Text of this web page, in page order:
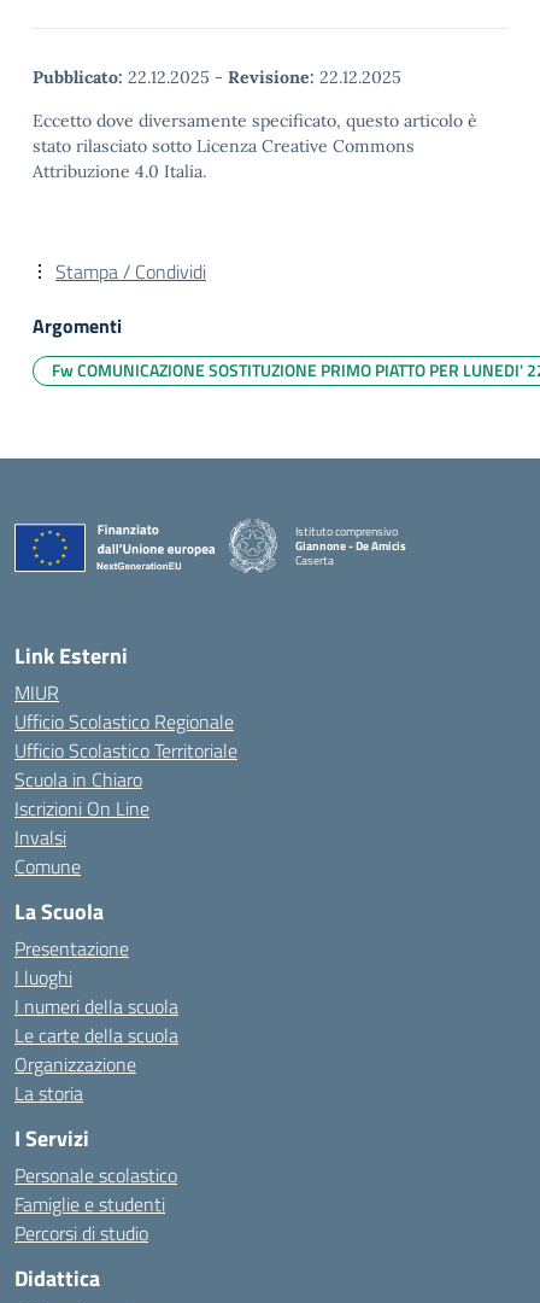
Pubblicato: 22.12.2025 - Revisione: 22.12.2025
Eccetto dove diversamente specificato, questo articolo è
stato rilasciato sotto Licenza Creative Commons
Attribuzione 4.0 Italia.
Stampa / Condividi
Argomenti
Fw COMUNICAZIONE SOSTITUZIONE PRIMO PIATTO PER LUNEDI'
Istituto comprensivo
Giannone - De Amicis
Caserta
Link Esterni
MIUR
Ufficio Scolastico Regionale
Ufficio Scolastico Territoriale
Scuola in Chiaro
Iscrizioni On Line
Invalsi
Comune
La Scuola
Presentazione
I luoghi
I numeri della scuola
Le carte della scuola
Organizzazione
La storia
I Servizi
Personale scolastico
Famiglie e studenti
Percorsi di studio
Didattica